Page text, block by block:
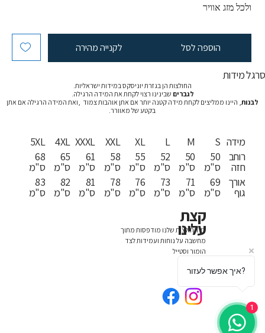
ולכל מזג אוויר
הוספה לסל לקנייה מהירה
סרגל מידות
החולצות הן בגזרת יוניסקס במידות ישראליות.
לגברים שבינינו רצוי לקחת את המידה הרגילה.
לבנות, היינו ממליצים לקחת מידה קטנה יותר אם אתן אוהבות צמוד ,ואת המידה הרגילה אם אתן
בקטע של מאוורר.
5XL
68
ס"מ
83
ס"מ
4XL
65
ס"מ
82
ס"מ
XXXL
61
ס"מ
81
ס"מ
XXL
58
ס"מ
78
ס"מ
XL
55
ס"מ
76
ס"מ
L
52
ס"מ
73
ס"מ
M
50
ס"מ
71
ס"מ
S
50
ס"מ
69
ס"מ
מידה
רוחב
חזה
אורך
גוף
כל החולצות שלנו מודפסות מתוך
מחשבה על נוחות ועמידות לצד
הומור וסטייל
קצת
עלינו
איך אפשר לעזור?
1